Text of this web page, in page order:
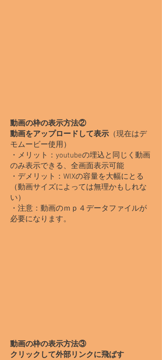
動画の枠の表示​方法②
動画をアップロードして表示 （現在はデ
モムービー使用）
・メリット：youtubeの埋込と同じく動画
のみ表示できる、全画面表示可能
・デメリット：WIXの容量を大幅にとる
（動画サイズによっては無理かもしれな
い）
​・注意：動画のｍｐ４データファイルが
必要になります。
動画の枠の表示​方法③
クリックして外部リンクに飛ばす